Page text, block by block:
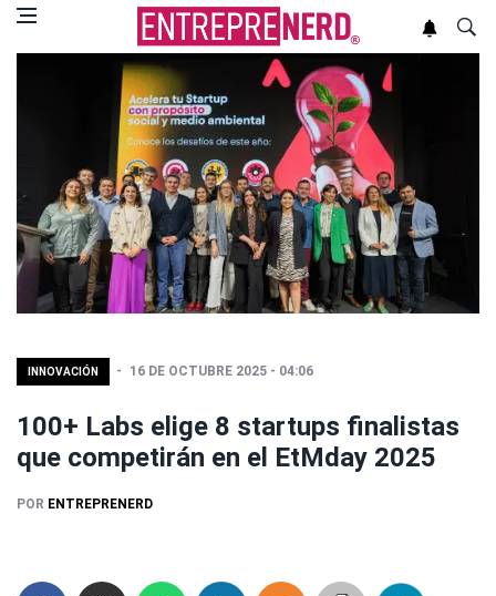
INNOVACIÓN 16 DE OCTUBRE 2025 - 04:06
100+ Labs elige 8 startups finalistas
que competirán en el EtMday 2025
POR ENTREPRENERD